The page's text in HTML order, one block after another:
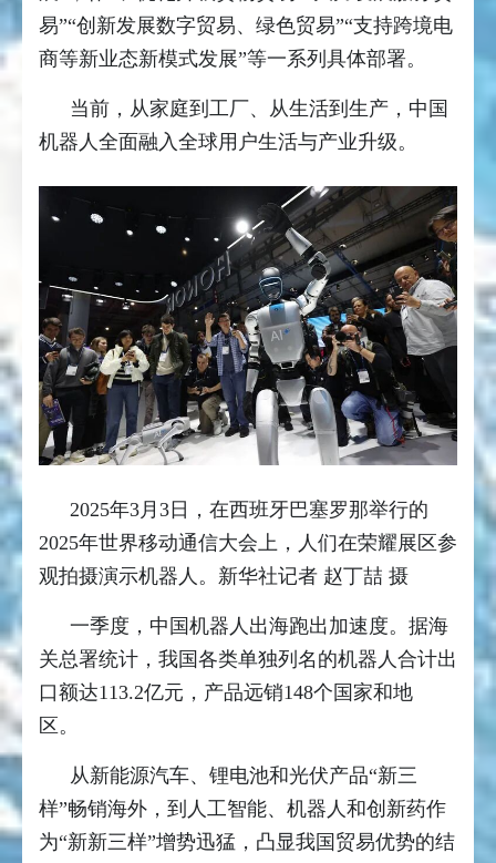
易”“创新发展数字贸易、绿色贸易”“支持跨境电
商等新业态新模式发展”等一系列具体部署。
当前，从家庭到工厂、从生活到生产，中国
机器人全面融入全球用户生活与产业升级。
2025年3月3日，在西班牙巴塞罗那举行的
2025年世界移动通信大会上，人们在荣耀展区参
观拍摄演示机器人。新华社记者 赵丁喆 摄
一季度，中国机器人出海跑出加速度。据海
关总署统计，我国各类单独列名的机器人合计出
口额达113.2亿元，产品远销148个国家和地
区。
从新能源汽车、锂电池和光伏产品“新三
样”畅销海外，到人工智能、机器人和创新药作
为“新新三样”增势迅猛，凸显我国贸易优势的结